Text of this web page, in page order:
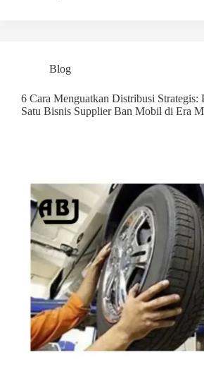
Blog
6 Cara Menguatkan Distribusi Strategis:
Satu Bisnis Supplier Ban Mobil di Era